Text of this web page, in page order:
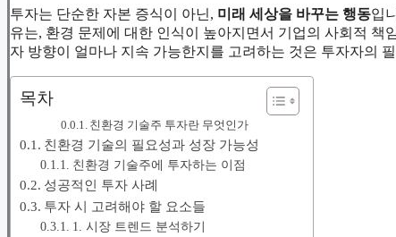
투자는 단순한 자본 증식이 아닌, 미래 세상을 바꾸는 행동입
유는, 환경 문제에 대한 인식이 높아지면서 기업의 사회적
자 방향이 얼마나 지속 가능한지를 고려하는 것은 투자자의
목차
친환경 기술주 투자란 무엇인가
친환경 기술의 필요성과 성장 가능성
친환경 기술주에 투자하는 이점
성공적인 투자 사례
투자 시 고려해야 할 요소들
1. 시장 트렌드 분석하기